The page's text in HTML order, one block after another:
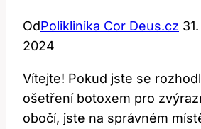
OdPoliklinika Cor Deus.cz
2024
Vítejte! Pokud jste se
ošetření botoxem pro
obočí, jste na správném